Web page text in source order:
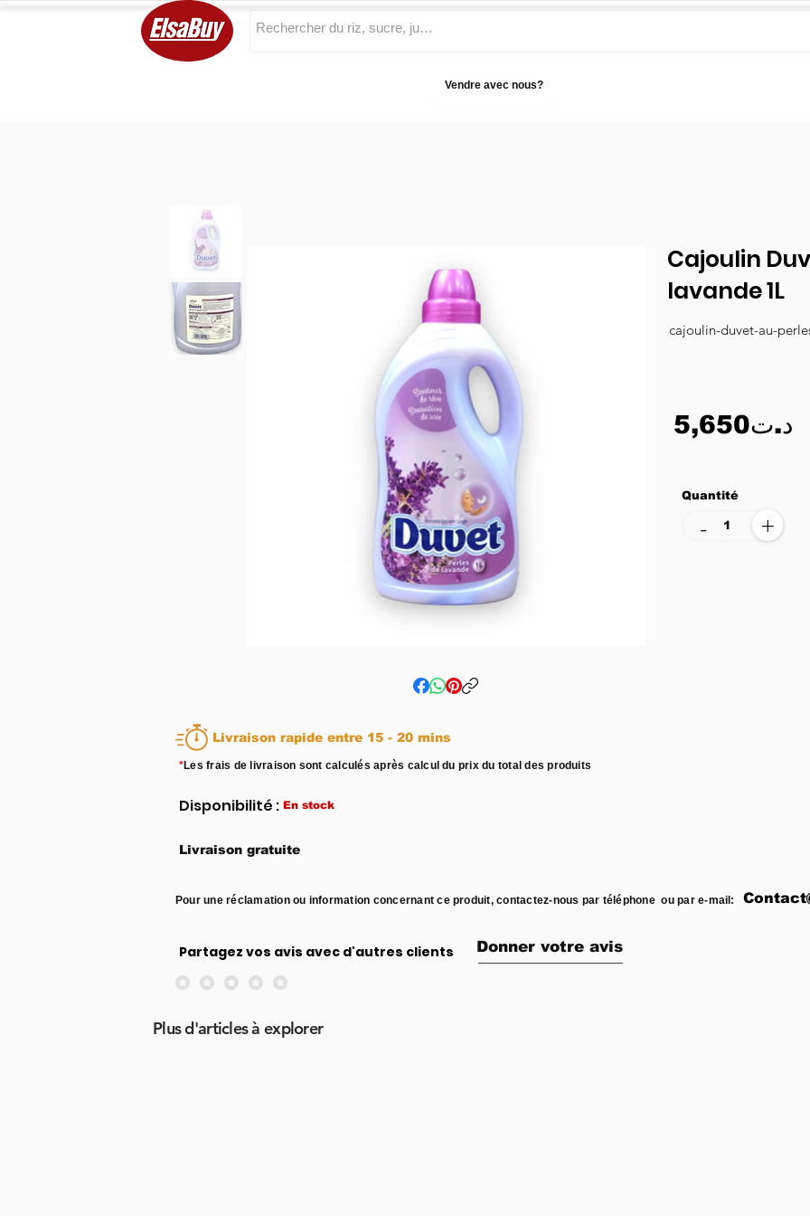
Vendre avec nous?
Cajoulin
lavande 1L
cajoulin-duvet-au-
5,650د.ت
Quantité
+
-
Livraison rapide entre 15 - 20 mins
*Les frais de livraison sont calculés après calcul du prix du total des produits
Disponibilité : En stock
Livraison gratuite
Pour une réclamation ou information concernant ce produit, contactez-nous par téléphone ou par e-mail:
Partagez vos avis avec d'autres clients Donner votre avis
Aucune note pour le moment
Plus d'articles à explorer